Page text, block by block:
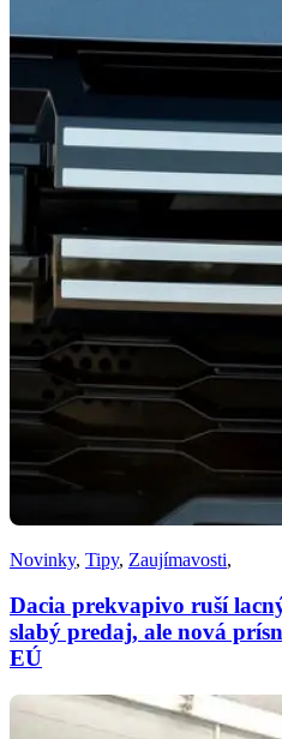
Novinky, Tipy, Zaujímavosti,
Dacia prekvapivo ruší
slabý predaj, ale nová
EÚ